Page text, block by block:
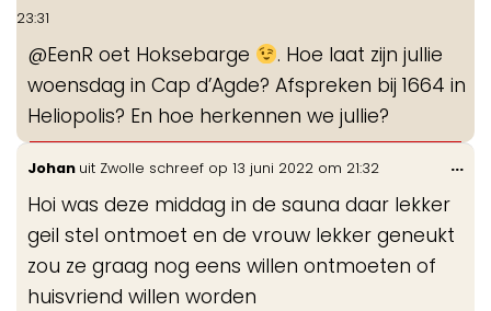
23:31
@EenR oet Hoksebarge
. Hoe laat zijn jullie
woensdag in Cap d’Agde? Afspreken bij 1664 in
Heliopolis? En hoe herkennen we jullie?
Johan uit Zwolle schreef op 13 juni 2022 om 21:32
Hoi was deze middag in de sauna daar lekker
geil stel ontmoet en de vrouw lekker geneukt
zou ze graag nog eens willen ontmoeten of
huisvriend willen worden
...